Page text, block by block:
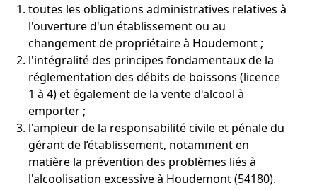
toutes les obligations administratives relatives à
l'ouverture d'un établissement ou au
changement de propriétaire à Houdemont ;
l'intégralité des principes fondamentaux de la
réglementation des débits de boissons (licence
1 à 4) et également de la vente d'alcool à
emporter ;
l'ampleur de la responsabilité civile et pénale du
gérant de l’établissement, notamment en
matière la prévention des problèmes liés à
l'alcoolisation excessive à Houdemont (54180).